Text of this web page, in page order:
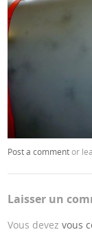
Post a commentor
Laisser un
Vous devezvous